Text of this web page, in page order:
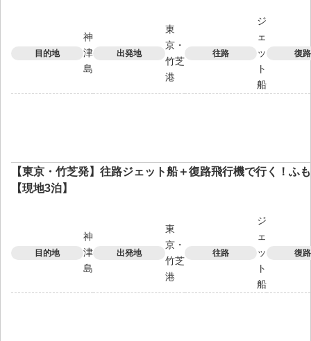
目的地
神
津
島
出発地
東
京・
竹芝
港
往路
ジ
ェ
ッ
ト
船
復路
【東京・竹芝発】往路ジェット船＋復路飛行機で行く！ふ
【現地3泊】
目的地
神
津
島
出発地
東
京・
竹芝
港
往路
ジ
ェ
ッ
ト
船
復路